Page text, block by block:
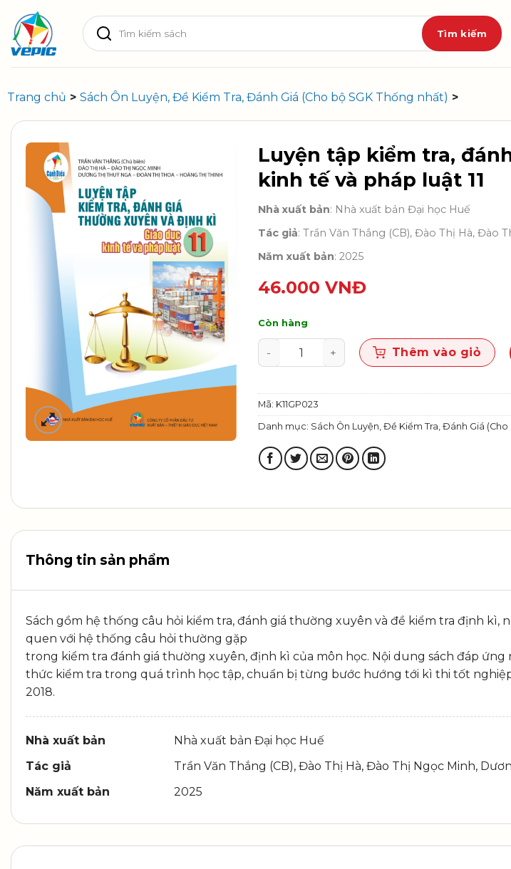
content
Tìm
kiếm:
Trang chủ > Sách Ôn Luyện, Đề Kiểm Tra, Đánh Giá (Cho bộ SGK Thống nhất) >
Luyện tập kiểm tra,
kinh tế và pháp luật 11
Nhà xuất bản: Nhà xuất bản Đại học Huế
Tác giả: Trần Văn Thắng (CB), Đào Thị Hà, Đào
Năm xuất bản: 2025
46.000 VNĐ
Còn hàng
Luyện tập kiểm tra, đánh giá thường
Thêm vào giỏ
Mã: K11GP023
Danh mục: Sách Ôn Luyện, Đề Kiểm Tra, Đánh Giá
Thông tin sản phẩm
Sách gồm hệ thống câu hỏi kiểm tra, đánh giá thường xuyên và đề kiểm tra định kì,
quen với hệ thống câu hỏi thường gặp
trong kiểm tra đánh giá thường xuyên, định kì của môn học. Nội dung sách đáp
thức kiểm tra trong quá trình học tập, chuẩn bị từng bước hướng tới kì thi tốt
2018.
Nhà xuất bản
Nhà xuất bản Đại học Huế
Tác giả
Trần Văn Thắng (CB), Đào Thị Hà, Đào Thị Ngọc Minh,
Năm xuất bản
2025